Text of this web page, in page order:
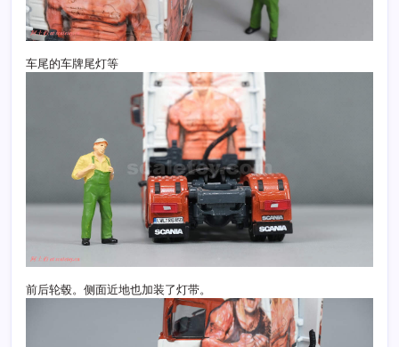
车尾的车牌尾灯等
前后轮毂。侧面近地也加装了灯带。